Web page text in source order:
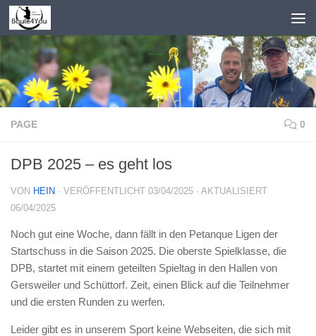
Zum Inhalt springen
PAGE 0
DPB 2025 – es geht los
VON HEIN · VERÖFFENTLICHT 03/04/2025 · AKTUALISIERT
06/04/2025
Noch gut eine Woche, dann fällt in den Petanque Ligen der
Startschuss in die Saison 2025. Die oberste Spielklasse, die
DPB, startet mit einem geteilten Spieltag in den Hallen von
Gersweiler und Schüttorf. Zeit, einen Blick auf die Teilnehmer
und die ersten Runden zu werfen.
Leider gibt es in unserem Sport keine Webseiten, die sich mit